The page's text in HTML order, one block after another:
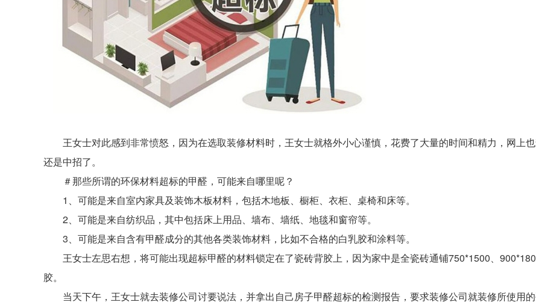
王女士对此感到非常愤怒，因为在选取装修材料时，王女士就格外小心谨慎，花费了大量的时间和精力，网上
还是中招了。
＃那些所谓的环保材料超标的甲醛，可能来自哪里呢？
1、可能是来自室内家具及装饰木板材料，包括木地板、橱柜、衣柜、桌椅和床等。
2、可能是来自纺织品，其中包括床上用品、墙布、墙纸、地毯和窗帘等。
3、可能是来自含有甲醛成分的其他各类装饰材料，比如不合格的白乳胶和涂料等。
王女士左思右想，将可能出现超标甲醛的材料锁定在了瓷砖背胶上，因为家中是全瓷砖通铺750*1500、
胶。
当天下午，王女士就去装修公司讨要说法，并拿出自己房子甲醛超标的检测报告，要求装修公司就装修所使用